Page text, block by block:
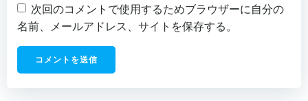
次回のコメントで使用するためブラウザーに自分の
名前、メールアドレス、サイトを保存する。